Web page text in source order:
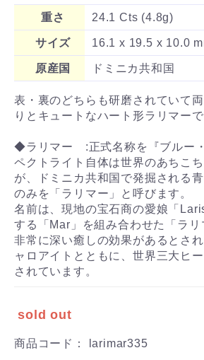
重さ 24.1 Cts (4.8g)
サイズ 16.1 x 19.5 x 10.0
原産国 ドミニカ共和国
表・裏のどちらも研磨されていて
りとキュートなハート形ラリマーで
◆ラリマー :正式名称を『ブルー・
ペクトライト自体は世界のあちこ
が、ドミニカ共和国で発掘される
のみを「ラリマー」と呼びます。
名前は、現地の宝石商の愛娘「
する「Mar」を組み合わせた「ラリ
非常に深い癒しの効果があるとさ
ャロアイトとともに、世界三大ヒ
されています。
sold out
商品コード： larimar335